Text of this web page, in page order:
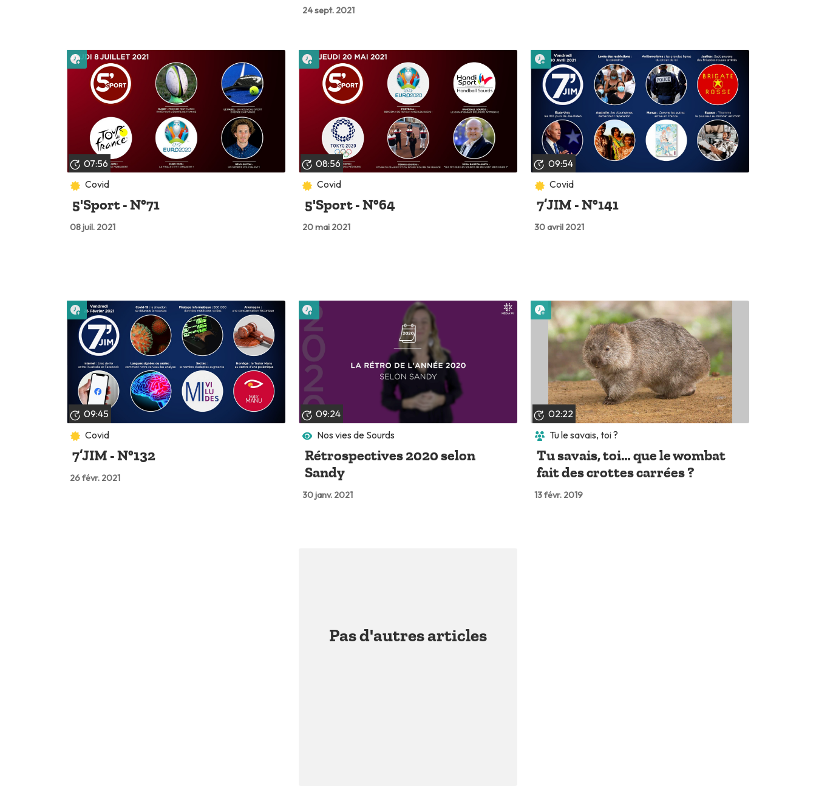
24 sept. 2021
07:56
Covid
5'Sport - N°71
08 juil. 2021
Lire plus tard
08:56
Covid
5'Sport - N°64
20 mai 2021
Lire plus tard
09:54
Covid
7’JIM - N°141
30 avril 2021
Lire plus tard
09:45
Covid
7’JIM - N°132
26 févr. 2021
Lire plus tard
09:24
Nos vies de Sourds
Rétrospectives 2020 selon
Sandy
30 janv. 2021
Lire plus tard
02:22
Tu le savais, toi ?
Tu savais, toi… que le wombat
fait des crottes carrées ?
13 févr. 2019
Lire plus tard
Pas d'autres articles